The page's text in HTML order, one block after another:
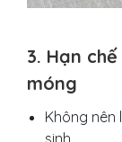
3. Hạn
móng
Không
sinh.